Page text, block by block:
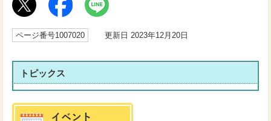
ページ番号1007020 更新日 2023年12月20日
トピックス